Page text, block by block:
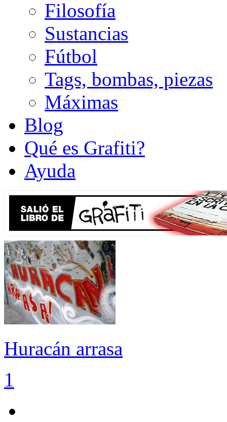
Filosofía
Sustancias
Fútbol
Tags, bombas, piezas
Máximas
Blog
Qué es Grafiti?
Ayuda
Huracán arrasa
1